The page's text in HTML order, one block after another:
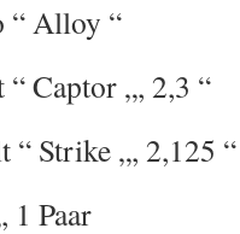
“ Alloy “
Captor „, 2,3 “
“ Strike „, 2,125 “
1 Paar